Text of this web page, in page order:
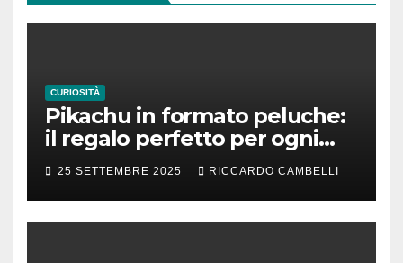
CURIOSITÀ
Pikachu in formato peluche:
il regalo perfetto per ogni
fan dei Pokémon
25 SETTEMBRE 2025 RICCARDO CAMBELLI